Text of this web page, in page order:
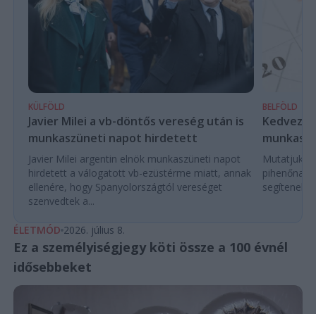
KÜLFÖLD
Javier Milei a vb-döntős vereség után is
munkaszüneti napot hirdetett
Javier Milei argentin elnök munkaszüneti napot
hirdetett a válogatott vb-ezüstérme miatt, annak
ellenére, hogy Spanyolországtól vereséget
szenvedtek a...
BELFÖLD
Kedvező
Mutatjuk a
segítenek
ÉLETMÓD 2026. július 8.
Ez a személyiségjegy köti össze a 100 évnél
idősebbeket